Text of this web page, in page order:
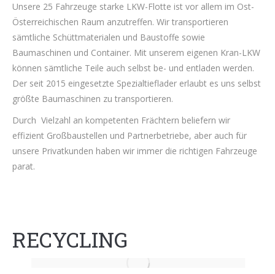
Unsere 25 Fahrzeuge starke LKW-Flotte ist vor allem im Ost-
Österreichischen Raum anzutreffen. Wir transportieren
sämtliche Schüttmaterialen und Baustoffe sowie
Baumaschinen und Container. Mit unserem eigenen Kran-LKW
können sämtliche Teile auch selbst be- und entladen werden.
Der seit 2015 eingesetzte Spezialtieflader erlaubt es uns selbst
größte Baumaschinen zu transportieren.
Durch Vielzahl an kompetenten Frächtern beliefern wir
effizient Großbaustellen und Partnerbetriebe, aber auch für
unsere Privatkunden haben wir immer die richtigen Fahrzeuge
parat.
RECYCLING